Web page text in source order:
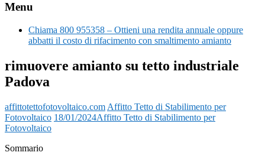
Menu
Chiama 800 955358 – Ottieni una rendita annuale oppure
abbatti il costo di rifacimento con smaltimento amianto
rimuovere amianto su tetto industriale
Padova
affittotettofotovoltaico.com Affitto Tetto di Stabilimento per
Fotovoltaico 18/01/2024Affitto Tetto di Stabilimento per
Fotovoltaico
Sommario